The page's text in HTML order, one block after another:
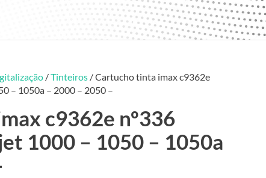
/Tinteiros / Cartucho tinta imax c9362e
– 1050a – 2000 – 2050 –
c9362e nº336
1000 – 1050 – 1050a